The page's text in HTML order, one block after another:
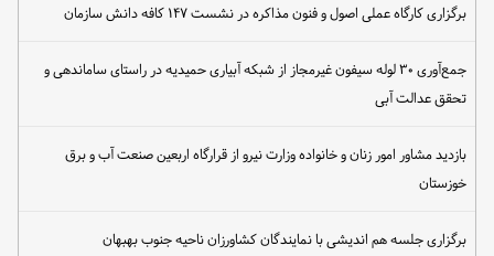
برگزاری کارگاه عملی اصول و فنون مذاکره در نشست ۱۴۷ کافه دانش سازمان
جمع‌آوری ۳۰ لوله سیفون غیرمجاز از شبکه آبیاری حمیدیه در راستای ساماندهی و
تحقق عدالت آبی
بازدید مشاور امور زنان و خانواده وزارت نیرو از قرارگاه اربعین صنعت آب و برق
خوزستان
برگزاری جلسه هم اندیشی با نمایندگان کشاورزان ناحیه جنوب بهبهان